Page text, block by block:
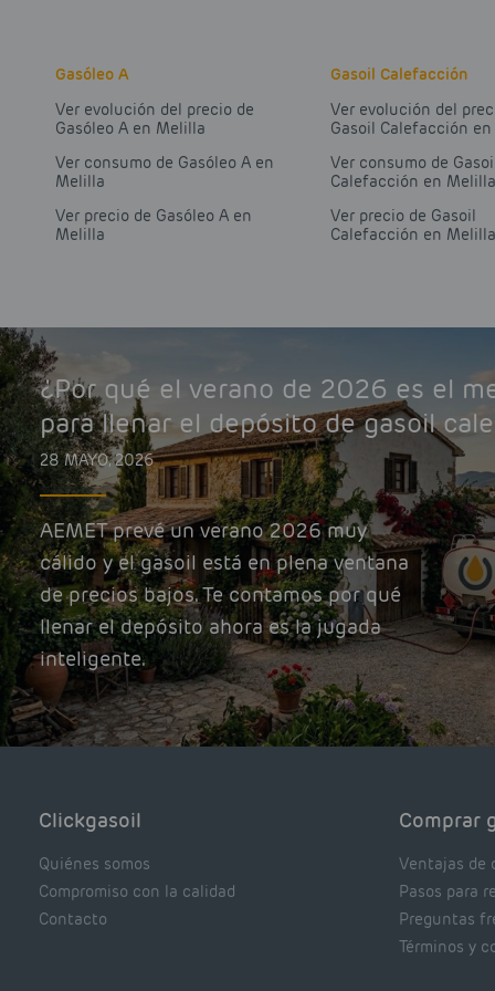
Gasóleo A
Ver evolución del precio de
Gasóleo A en Melilla
Ver consumo de Gasóleo A en
Melilla
Ver precio de Gasóleo A en
Melilla
Gasoil Calefacción
Ver evolución del
Gasoil Calefacción
Ver consumo de
Calefacción en Melilla
Ver precio de Gasoil
Calefacción en Melilla
¿Por qué el verano de 2026 es el
para llenar el depósito de gasoil
28 MAYO, 2026
AEMET prevé un verano 2026 muy
cálido y el gasoil está en plena ventana
de precios bajos. Te contamos por qué
llenar el depósito ahora es la jugada
inteligente.
Clickgasoil
Quiénes somos
Compromiso con la calidad
Contacto
Comprar
Ventajas de
Pasos para
Preguntas
Términos y